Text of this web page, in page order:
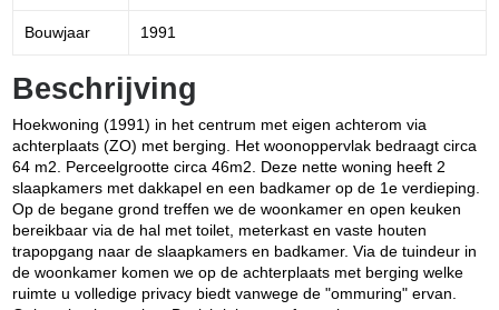
Bouwjaar 1991
Beschrijving
Hoekwoning (1991) in het centrum met eigen achterom via
achterplaats (ZO) met berging. Het woonoppervlak bedraagt circa
64 m2. Perceelgrootte circa 46m2. Deze nette woning heeft 2
slaapkamers met dakkapel en een badkamer op de 1e verdieping.
Op de begane grond treffen we de woonkamer en open keuken
bereikbaar via de hal met toilet, meterkast en vaste houten
trapopgang naar de slaapkamers en badkamer. Via de tuindeur in
de woonkamer komen we op de achterplaats met berging welke
ruimte u volledige privacy biedt vanwege de "ommuring" ervan.